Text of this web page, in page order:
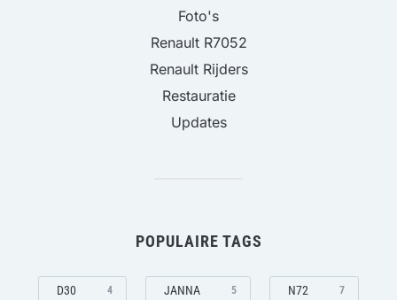
Foto's
Renault R7052
Renault Rijders
Restauratie
Updates
POPULAIRE TAGS
D30 4 JANNA 5 N72 7